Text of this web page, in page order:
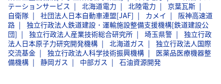
テーションサービス
北海道電力 北陸電力
京葉瓦斯
自衛隊
社団法人日本自動車連盟[JAF] カメイ
阪神高速道
路
独立行政法人鉄道建設・運輸施設整備支援機構[鉄道建設公
団]
独立行政法人産業技術総合研究所 埼玉県警
独立行政
法人日本原子力研究開発機構
北海道ガス
独立行政法人国際
交流基金
独立行政法人科学技術振興機構
医薬品医療機器整
備機構
静岡ガス 中部ガス 石油資源開発